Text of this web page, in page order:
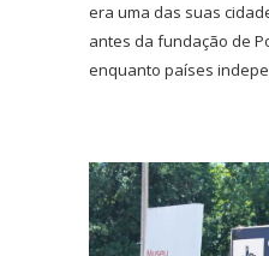
era uma das suas
antes da fundação de
enquanto países